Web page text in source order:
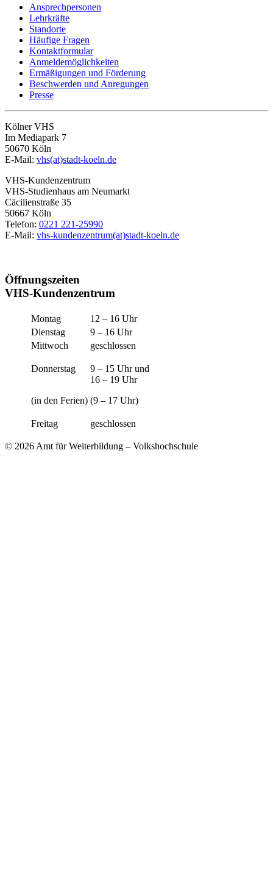
Ansprechpersonen
Lehrkräfte
Standorte
Häufige Fragen
Kontaktformular
Anmeldemöglichkeiten
Ermäßigungen und Förderung
Beschwerden und Anregungen
Presse
Kölner VHS
Im Mediapark 7
50670 Köln
E-Mail: vhs(at)stadt-koeln.de
VHS-Kundenzentrum
VHS-Studienhaus am Neumarkt
Cäcilienstraße 35
50667 Köln
Telefon: 0221 221-25990
E-Mail: vhs-kundenzentrum(at)stadt-koeln.de
Öffnungszeiten
VHS-Kundenzentrum
Montag
12 – 16 Uhr
Dienstag
9 – 16 Uhr
Mittwoch
geschlossen
Donnerstag
(in den Ferien)
9 – 15 Uhr und
16 – 19 Uhr
(9 – 17 Uhr)
Freitag geschlossen
© 2026 Amt für Weiterbildung – Volkshochschule